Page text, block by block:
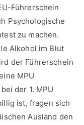
Führerschein
Psychologische
zu machen.
Alkohol im Blut
der Führerschein
MPU
der 1. MPU
ist, fragen sich
Ausland den